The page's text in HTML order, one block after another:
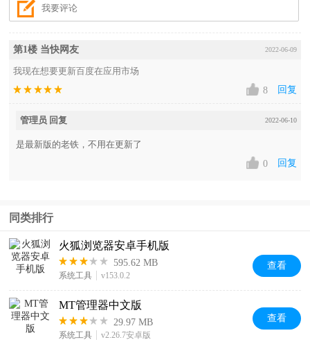
第1楼 当快网友 2022-06-09
我现在想要更新百度在应用市场
8
回复
管理员 回复 2022-06-10
是最新版的老铁，不用在更新了
0
回复
同类排行
火狐浏览器安卓手机版
595.62 MB
系统工具 v153.0.2
查看
MT管理器中文版
29.97 MB
系统工具 v2.26.7安卓版
查看